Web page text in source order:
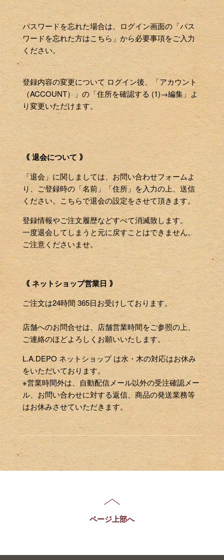
パスワードを忘れた場合は、ログイン画面の「パス
ワードを忘れた方はこちら」から必要事項をご入力
ください。
登録内容の変更について ログイン後、「アカウント
（ACCOUNT）」の「住所を確認する (1)→編集」よ
り変更いただけます。
｟ 退会について ｠
「退会」に関しましては、お問い合わせフォームよ
り、ご登録時の「名前」「住所」を入力の上、送信
ください。こちらで退会の設定をさせて頂きます。
登録情報やご注文履歴などすべて消滅致します。
一度退会してしまうと元に戻すことはできません。
ご注意くださいませ。
｟ ネットショップ営業日 ｠
ご注文は24時間 365日お受けしております。
店舗へのお問合せは、店舗営業時間をご参照の上、
ご連絡のほどよろしくお願いいたします。
L.A.DEPO ネットショップ は水・木の対応はお休み
をいただいております。
※営業時間外は、自動配信メール以外の受注確認メー
ル、お問い合わせに対する返信、商品の発送業務等
はお休みさせていただきます。
ページ上部へ